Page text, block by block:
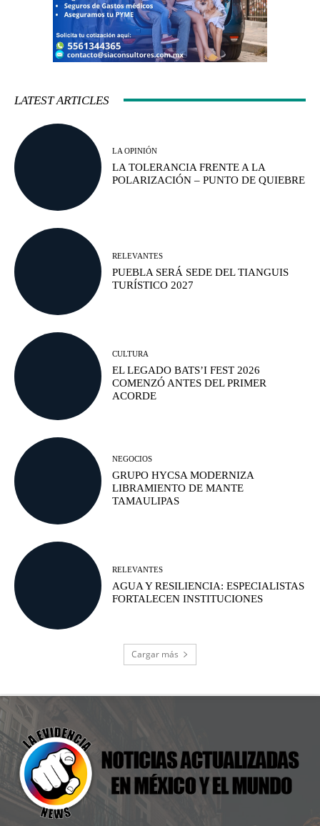
LATEST ARTICLES
LA OPINIÓN
LA TOLERANCIA FRENTE A LA
POLARIZACIÓN – PUNTO DE QUIEBRE
RELEVANTES
PUEBLA SERÁ SEDE DEL TIANGUIS
TURÍSTICO 2027
CULTURA
EL LEGADO BATS’I FEST 2026
COMENZÓ ANTES DEL PRIMER
ACORDE
NEGOCIOS
GRUPO HYCSA MODERNIZA
LIBRAMIENTO DE MANTE
TAMAULIPAS
RELEVANTES
AGUA Y RESILIENCIA: ESPECIALISTAS
FORTALECEN INSTITUCIONES
Cargar más